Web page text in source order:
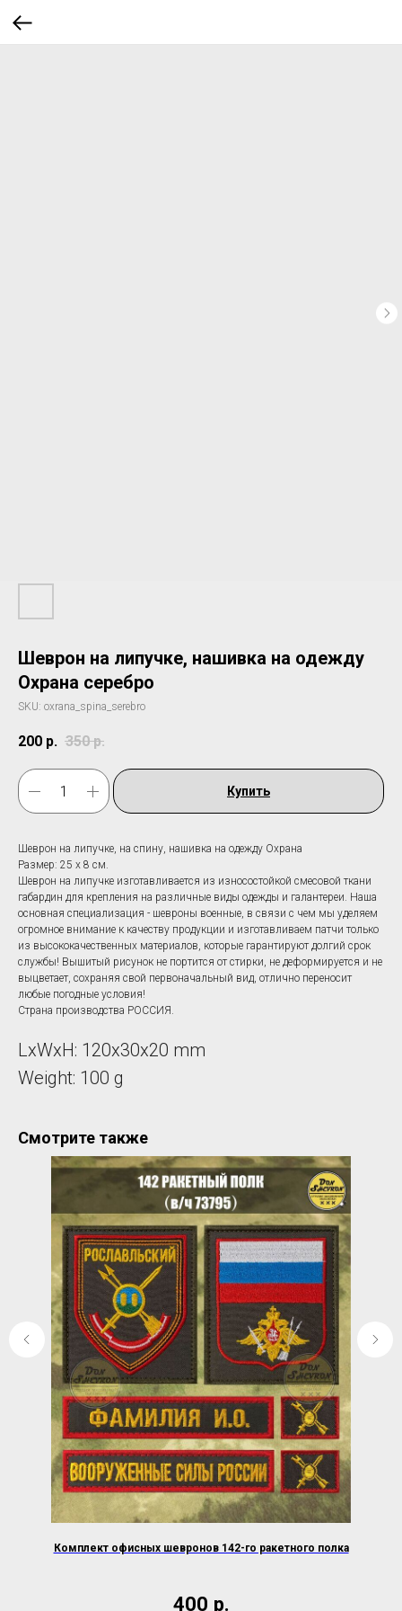
Шеврон на липучке, нашивка на одежду
Охрана серебро
SKU: oxrana_spina_serebro
200 р. 350 р.
Купить
Шеврон на липучке, на спину, нашивка на одежду Охрана
Размер: 25 х 8 см.
Шеврон на липучке изготавливается из износостойкой смесовой ткани
габардин для крепления на различные виды одежды и галантереи. Наша
основная специализация - шевроны военные, в связи с чем мы уделяем
огромное внимание к качеству продукции и изготавливаем патчи только
из высококачественных материалов, которые гарантируют долгий срок
службы! Вышитый рисунок не портится от стирки, не деформируется и не
выцветает, сохраняя свой первоначальный вид, отлично переносит
любые погодные условия!
Страна производства РОССИЯ.
LxWxH: 120x30x20 mm
Weight: 100 g
Смотрите также
Комплект офисных шевронов 142-го ракетного полка
400 р.